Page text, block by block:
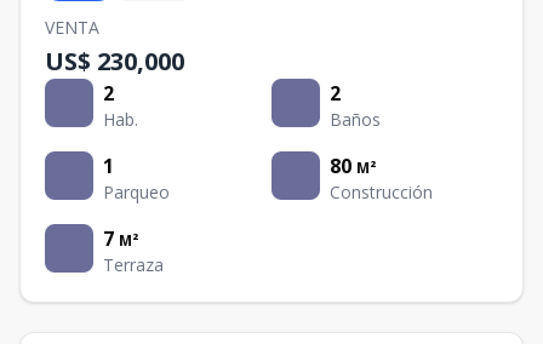
VENTA
US$ 230,000
2
Hab.
2
Baños
1
Parqueo
80 M²
Construcción
7 M²
Terraza